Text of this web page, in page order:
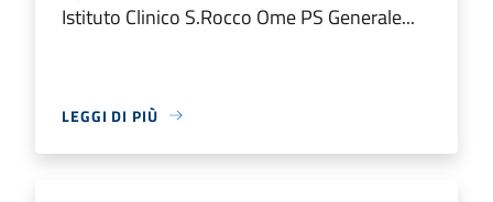
Istituto Clinico S.Rocco Ome PS Generale...
LEGGI DI PIÙ